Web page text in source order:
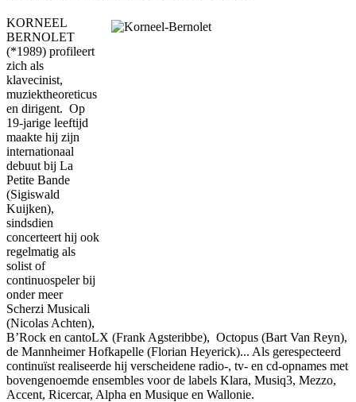
KORNEEL
BERNOLET
(*1989) profileert
zich als
klavecinist,
muziektheoreticus
en dirigent. Op
19-jarige leeftijd
maakte hij zijn
internationaal
debuut bij La
Petite Bande
(Sigiswald
Kuijken),
sindsdien
concerteert hij ook
regelmatig als
solist of
continuospeler bij
onder meer
Scherzi Musicali
(Nicolas Achten),
B’Rock en cantoLX (Frank Agsteribbe), Octopus (Bart Van Reyn),
de Mannheimer Hofkapelle (Florian Heyerick)... Als gerespecteerd
continuïst realiseerde hij verscheidene radio-, tv- en cd-opnames met
bovengenoemde ensembles voor de labels Klara, Musiq3, Mezzo,
Accent, Ricercar, Alpha en Musique en Wallonie.